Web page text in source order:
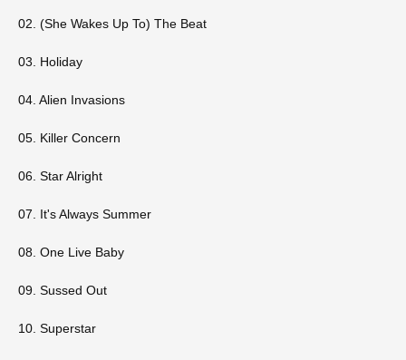
02. (She Wakes Up To) The Beat
03. Holiday
04. Alien Invasions
05. Killer Concern
06. Star Alright
07. It's Always Summer
08. One Live Baby
09. Sussed Out
10. Superstar